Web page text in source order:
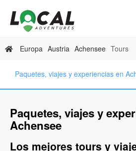
Europa Austria Achensee Tours
Paquetes, viajes y experiencias en
Paquetes, viajes y
Achensee
Los mejores tours y